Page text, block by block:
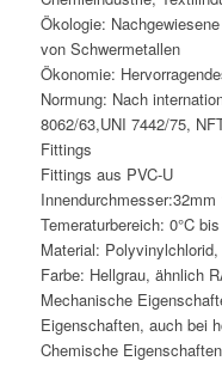
Ökologie:
von Schwermetallen
Ökonomie:
Normung: Nach
8062/63,UNI 7442/75,
Fittings
Fittings aus PVC-U
Innendurchmesser:32mm
Temeraturbereich: 0°C
Material: Polyvinylchlorid,
Farbe: Hellgrau, ähnlich
Mechanische
Eigenschaften, auch bei
Chemische